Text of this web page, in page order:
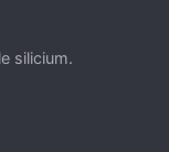
silicium.